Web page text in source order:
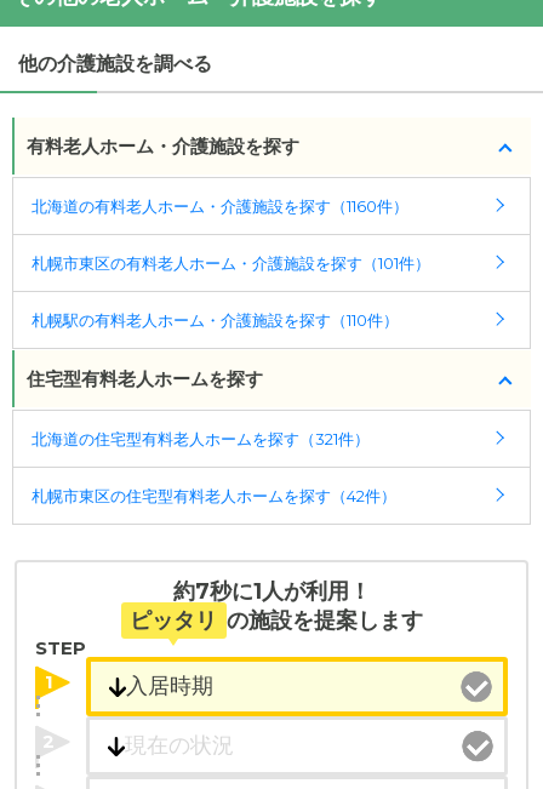
他の介護施設を調べる
有料老人ホーム・介護施設を探す
北海道の有料老人ホーム・介護施設を探す（1160件）
札幌市東区の有料老人ホーム・介護施設を探す（101件）
札幌駅の有料老人ホーム・介護施設を探す（110件）
住宅型有料老人ホームを探す
北海道の住宅型有料老人ホームを探す（321件）
札幌市東区の住宅型有料老人ホームを探す（42件）
約7秒に1人が利用！
ピッタリ の施設を提案します
STEP
1
2